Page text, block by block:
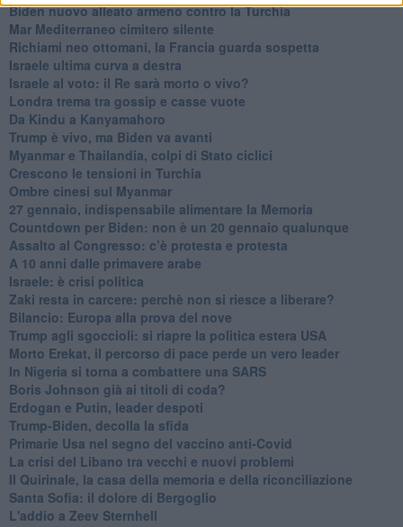
Biden nuovo alleato armeno contro la Turchia
Mar Mediterraneo cimitero silente
Richiami neo ottomani, la Francia guarda sospetta
Israele ultima curva a destra
Israele al voto: il Re sarà morto o vivo?
Londra trema tra gossip e casse vuote
Da Kindu a Kanyamahoro
Trump è vivo, ma Biden va avanti
Myanmar e Thailandia, colpi di Stato ciclici
Crescono le tensioni in Turchia
Ombre cinesi sul Myanmar
27 gennaio, indispensabile alimentare la Memoria
Countdown per Biden: non è un 20 gennaio qualunque
Assalto al Congresso: c’è protesta e protesta
A 10 anni dalle primavere arabe
Israele: è crisi politica
Zaki resta in carcere: perchè non si riesce a liberare?
Bilancio: Europa alla prova del nove
Trump agli sgoccioli: si riapre la politica estera USA
Morto Erekat, il percorso di pace perde un vero leader
In Nigeria si torna a combattere una SARS
Boris Johnson già ai titoli di coda?
Erdogan e Putin, leader despoti
Trump-Biden, decolla la sfida
Primarie Usa nel segno del vaccino anti-Covid
La crisi del Libano tra vecchi e nuovi problemi
Il Quirinale, la casa della memoria e della riconciliazione
Santa Sofia: il dolore di Bergoglio
L'addio a ​Zeev Sternhell